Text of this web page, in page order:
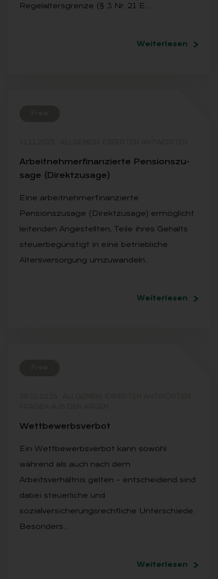
Regelaltersgrenze (§ 3 Nr. 21 E…
Weiterlesen
Ar­beit­neh­mer­fi­nan­zier­te Pen­si­ons­zu­
sa­ge (Di­rekt­zu­sa­ge)
Eine arbeitnehmerfinanzierte
Pensionszusage (Direktzusage) ermöglicht
leitenden Angestellten, Teile ihres Gehalts
steuerbegünstigt in eine betriebliche
Altersversorgung umzuwandeln…
Weiterlesen
Wett­be­werbs­ver­bot
Ein Wettbewerbsverbot kann sowohl
während als auch nach dem
Arbeitsverhältnis gelten – entscheidend sind
dabei steuerliche und
sozialversicherungsrechtliche Unterschiede.
Besonders…
Weiterlesen